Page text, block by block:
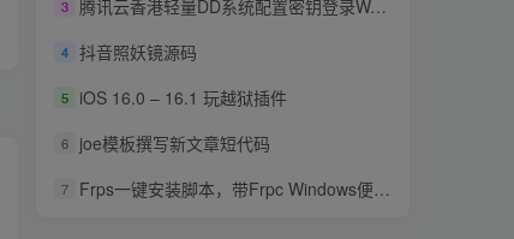
3 腾讯云香港轻量DD系统配置密钥登录WARP添加IPV6一个教程搞定
4 抖音照妖镜源码
5 iOS 16.0 – 16.1 玩越狱插件
6 joe模板撰写新文章短代码
7 Frps一键安装脚本，带Frpc Windows便捷启动脚本